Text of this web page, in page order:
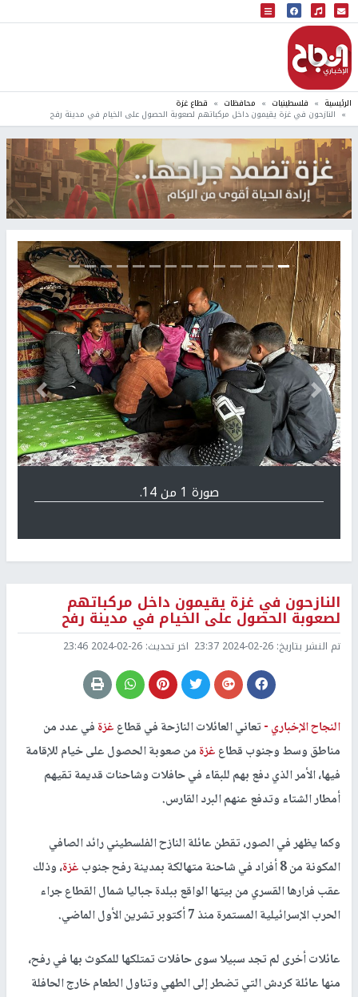
البث المباشر
إذاعة النجاح
الرئيسية فلسطينيات محافظات قطاع غزة
النازحون في غزة يقيمون داخل مركباتهم لصعوبة الحصول على الخيام في مدينة رفح
صورة 1 من 14.
Previous التالي
النازحون في غزة يقيمون داخل مركباتهم
لصعوبة الحصول على الخيام في مدينة رفح
تم النشر بتاريخ: 2024-02-26 23:37 اخر تحديث: 2024-02-26 23:46
النجاح الإخباري -تعاني العائلات النازحة في قطاعغزةفي عدد من
مناطق وسط وجنوب قطاعغزةمن صعوبة الحصول على خيام للإقامة
فيها، الأمر الذي دفع بهم للبقاء في حافلات وشاحنات قديمة تقيهم
أمطار الشتاء وتدفع عنهم البرد القارس.
وكما يظهر في الصور، تقطن عائلة النازح الفلسطيني رائد الصافي
المكونة من 8 أفراد في شاحنة متهالكة بمدينة رفح جنوب
غزة، وذلك
عقب فرارها القسري من بيتها الواقع ببلدة جباليا شمال القطاع جراء
الحرب الإسرائيلية المستمرة منذ 7 أكتوبر تشرين الأول الماضي.
عائلات أخرى لم تجد سبيلا سوى حافلات تمتلكها للمكوث بها في رفح،
منها عائلة كردش التي تضطر إلى الطهي وتناول الطعام خارج الحافلة